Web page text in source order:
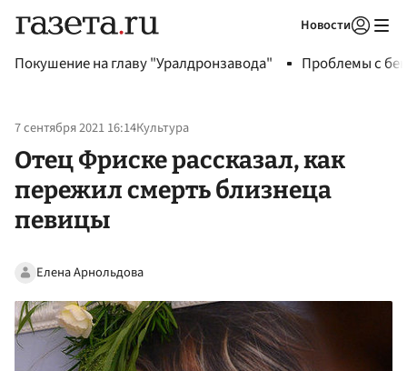
Новости
Покушение на главу "Уралдронзавода" Проблемы с
7 сентября 2021 16:14Культура
Отец Фриске рассказал, как
пережил смерть близнеца
певицы
Елена Арнольдова